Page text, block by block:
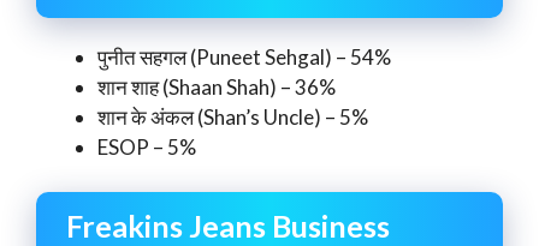
पुनीत सहगल (Puneet Sehgal) – 54%
शान शाह (Shaan Shah) – 36%
शान के अंकल (Shan’s Uncle) – 5%
ESOP – 5%
Freakins Jeans Business